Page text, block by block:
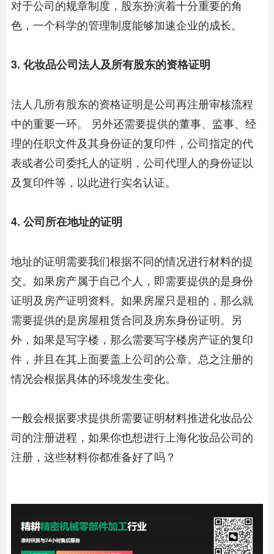
对于公司的规章制度，股东扮演着十分重要的角
色，一个科学的管理制度能够加速企业的成长。
3. 化妆品公司法人及所有股东的资格证明
法人几所有股东的资格证明是公司再注册审核流程
中的重要一环。 另外还需要提供的董事、监事、经
理的任职文件及其身份证的复印件，公司指定的代
表或者公司委托人的证明，公司代理人的身份证以
及复印件等，以此进行实名认证。
4. 公司所在地址的证明
地址的证明需要我们根据不同的情况进行材料的提
交。如果房产属于自己个人，即需要提供的是身份
证明及房产证明资料。如果房屋只是租的，那么就
需要提供的是房屋租赁合同及房东身份证明。另
外，如果是写字楼，那么需要写字楼房产证的复印
件，并且在其上面要盖上公司的公章。总之注册的
情况会根据具体的环境发生变化。
一般会根据要求提供所需要证明材料推进化妆品公
司的注册进程，如果你也想进行上海化妆品公司的
注册，这些材料你都准备好了吗？